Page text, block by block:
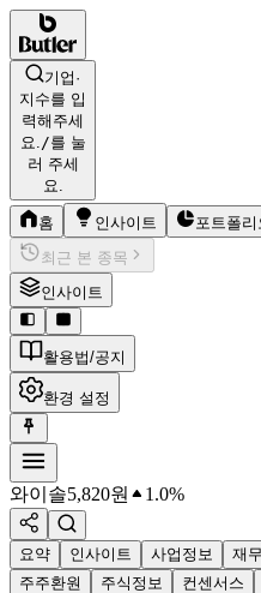
기업·
지수를 입
력해주세
요./를 눌
러 주세
요.
홈 인사이트 포트폴리
최근 본 종목
인사이트
활용법/공지
환경 설정
와이솔5,820원 1.0%
요약 인사이트 사업정보 재
주주환원
주식정보 컨센서스